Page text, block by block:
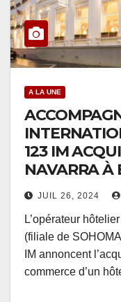
A LA UNE
123 IM
NAVARRA À
JUIL 26, 2024
L’opérateur
(filiale de
IM annoncent
commerce d’un